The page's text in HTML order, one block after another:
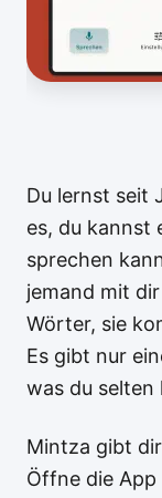
Du lernst seit
es, du kannst
sprechen
jemand mit
Wörter, sie
Es gibt nur
was du selten
Mintza gibt
Öffne die App